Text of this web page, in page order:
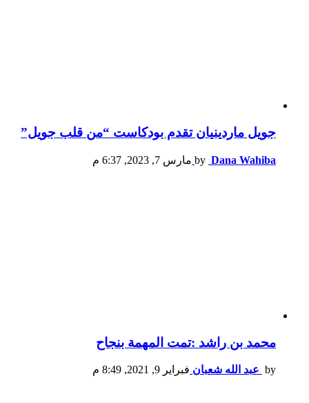
جويل ماردينيان تقدم بودكاست “من قلب جويل”
by Dana Wahiba مارس 7, 2023, 6:37 م
محمد بن راشد :تمت المهمة بنجاح
by عبد الله شعبان فبراير 9, 2021, 8:49 م